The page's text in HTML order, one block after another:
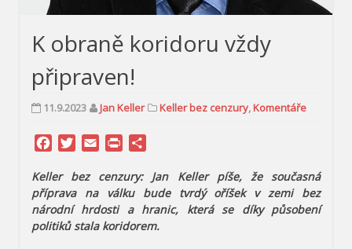
K obraně koridoru vždy
připraven!
11.9.2023 Jan Keller Keller bez cenzury,Komentáře
Facebook
Twitter
Email Print
Keller bez cenzury: Jan Keller píše, že současná
příprava na válku bude tvrdý oříšek v zemi bez
národní hrdosti a hranic, která se díky působení
politiků stala koridorem.